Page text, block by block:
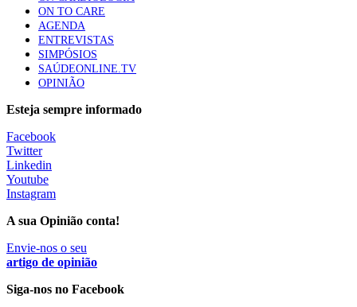
Especialistas defendem mais potássio na alimentação
para ajudar a controlar a hipertensão
57 visualizações
MAIS NOTÍCIAS
Sindicato diz que nova carreira de médicos dentistas reforça
estabilidade no SNS
6 Ago, 2026
Mais de 400 utentes beneficiaram de comparticipação reforçada
para tratamentos de infertilidade na Madeira
6 Ago, 2026|0 Comments
ON TO CARE
AGENDA
ENTREVISTAS
SIMPÓSIOS
SAÚDEONLINE.TV
OPINIÃO
Esteja sempre informado
Facebook
Twitter
Linkedin
Youtube
Instagram
A sua Opinião conta!
Envie-nos o seu
artigo de opinião
Siga-nos no Facebook